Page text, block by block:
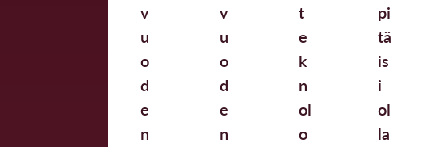
v
u
o
d
e
n
v
u
o
d
e
n
t
e
k
n
ol
o
pi
tä
is
i
ol
la